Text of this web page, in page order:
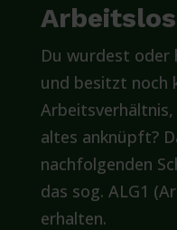
Du wurdest oder
und besitzt noch
altes anknüpft?
nachfolgenden
das sog. ALG1
erhalten.